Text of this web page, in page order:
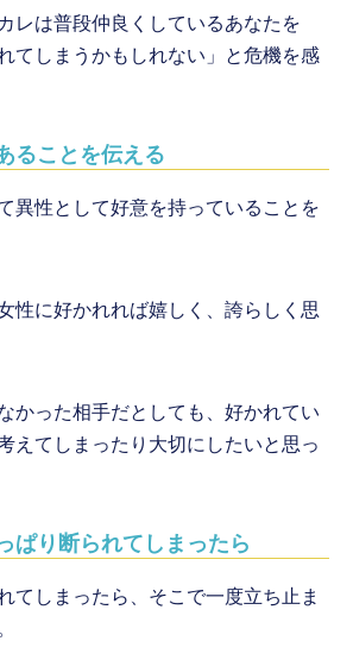
レは普段仲良くしているあなたを
てしまうかもしれない」と危機を感
ることを伝える
異性として好意を持っていることを
性に好かれれば嬉しく、誇らしく思
かった相手だとしても、好かれてい
えてしまったり大切にしたいと思っ
ぱり断られてしまったら
てしまったら、そこで一度立ち止ま